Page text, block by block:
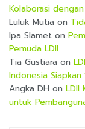
Kolaborasi
Luluk Mutia on
Ipa Slamet on
Pemuda LDII
Tia Gustiara on
Indonesia
Angka DH on LDII
untuk